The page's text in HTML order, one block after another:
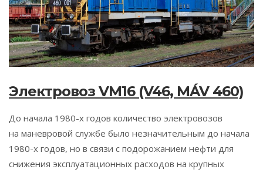
Электровоз VM16 (V46, MÁV 460)
До начала 1980-х годов количество электровозов
на маневровой службе было незначительным до начала
1980-х годов, но в связи с подорожанием нефти для
снижения эксплуатационных расходов на крупных